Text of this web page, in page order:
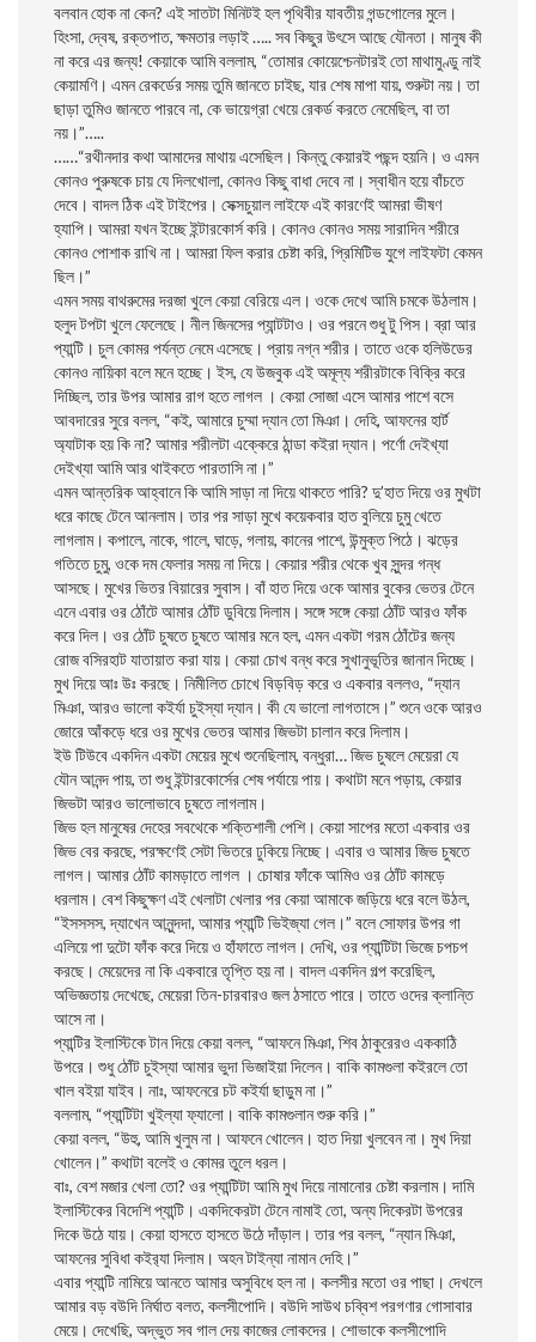
বলবান হোক না কেন? এই সাতটা মিনিটই হল পৃথিবীর যাবতীয় গন্ডগোলের মুলে।
হিংসা, দ্বেষ, রক্তপাত, ক্ষমতার লড়াই ….. সব কিছুর উৎসে আছে যৌনতা। মানুষ কী
না করে এর জন্য! কেয়াকে আমি বললাম, “তোমার কোয়েশ্চেনটারই তো মাথামুণ্ডু নাই
কেয়ামণি। এমন রেকর্ডের সময় তুমি জানতে চাইছ, যার শেষ মাপা যায়, শুরুটা নয়। তা
ছাড়া তুমিও জানতে পারবে না, কে ভায়েগ্রা খেয়ে রেকর্ড করতে নেমেছিল, বা তা
নয়।”…..
……“রথীনদার কথা আমাদের মাথায় এসেছিল। কিন্তু কেয়ারই পছন্দ হয়নি। ও এমন
কোনও পুরুষকে চায় যে দিলখোলা, কোনও কিছু বাধা দেবে না। স্বাধীন হয়ে বাঁচতে
দেবে। বাদল ঠিক এই টাইপের। সেক্সচুয়াল লাইফে এই কারণেই আমরা ভীষণ
হ্যাপি। আমরা যখন ইচ্ছে ইন্টারকোর্স করি। কোনও কোনও সময় সারাদিন শরীরে
কোনও পোশাক রাখি না। আমরা ফিল করার চেষ্টা করি, প্রিমিটিভ যুগে লাইফটা কেমন
ছিল।”
এমন সময় বাথরুমের দরজা খুলে কেয়া বেরিয়ে এল। ওকে দেখে আমি চমকে উঠলাম।
হলুদ টপটা খুলে ফেলেছে। নীল জিনসের প্যান্টটাও। ওর পরনে শুধু টু পিস। ব্রা আর
প্যান্টি। চুল কোমর পর্যন্ত নেমে এসেছে। প্রায় নগ্ন শরীর। তাতে ওকে হলিউডের
কোনও নায়িকা বলে মনে হচ্ছে। ইস, যে উজবুক এই অমূল্য শরীরটাকে বিক্রি করে
দিচ্ছিল, তার উপর আমার রাগ হতে লাগল । কেয়া সোজা এসে আমার পাশে বসে
আবদারের সুরে বলল, “কই, আমারে চুম্মা দ্যান তো মিঞা। দেহি, আফনের হার্ট
অ্যাটাক হয় কি না? আমার শরীলটা এক্কেরে ঠান্ডা কইরা দ্যান। পর্ণো দেইখ্যা
দেইখ্যা আমি আর থাইকতে পারতাসি না।”
এমন আন্তরিক আহ্বানে কি আমি সাড়া না দিয়ে থাকতে পারি? দু’হাত দিয়ে ওর মুখটা
ধরে কাছে টেনে আনলাম। তার পর সাড়া মুখে কয়েকবার হাত বুলিয়ে চুমু খেতে
লাগলাম। কপালে, নাকে, গালে, ঘাড়ে, গলায়, কানের পাশে, উন্মুক্ত পিঠে। ঝড়ের
গতিতে চুমু, ওকে দম ফেলার সময় না দিয়ে। কেয়ার শরীর থেকে খুব সুন্দর গন্ধ
আসছে। মুখের ভিতর বিয়ারের সুবাস। বাঁ হাত দিয়ে ওকে আমার বুকের ভেতর টেনে
এনে এবার ওর ঠোঁটে আমার ঠোঁট ডুবিয়ে দিলাম। সঙ্গে সঙ্গে কেয়া ঠোঁট আরও ফাঁক
করে দিল। ওর ঠোঁট চুষতে চুষতে আমার মনে হল, এমন একটা গরম ঠোঁটের জন্য
রোজ বসিরহাট যাতায়াত করা যায়। কেয়া চোখ বন্ধ করে সুখানুভূতির জানান দিচ্ছে।
মুখ দিয়ে আঃ উঃ করছে। নিমীলিত চোখে বিড়বিড় করে ও একবার বললও, “দ্যান
মিঞা, আরও ভালো কইর্যা চুইস্যা দ্যান। কী যে ভালো লাগতাসে।” শুনে ওকে আরও
জোরে আঁকড়ে ধরে ওর মুখের ভেতর আমার জিভটা চালান করে দিলাম।
ইউ টিউবে একদিন একটা মেয়ের মুখে শুনেছিলাম, বন্ধুরা… জিভ চুষলে মেয়েরা যে
যৌন আনন্দ পায়, তা শুধু ইন্টারকোর্সের শেষ পর্যায়ে পায়। কথাটা মনে পড়ায়, কেয়ার
জিভটা আরও ভালোভাবে চুষতে লাগলাম।
জিভ হল মানুষের দেহের সবথেকে শক্তিশালী পেশি। কেয়া সাপের মতো একবার ওর
জিভ বের করছে, পরক্ষণেই সেটা ভিতরে ঢুকিয়ে নিচ্ছে। এবার ও আমার জিভ চুষতে
লাগল। আমার ঠোঁট কামড়াতে লাগল । চোষার ফাঁকে আমিও ওর ঠোঁট কামড়ে
ধরলাম। বেশ কিছুক্ষণ এই খেলাটা খেলার পর কেয়া আমাকে জড়িয়ে ধরে বলে উঠল,
“ইসসসস, দ্যাখেন আনুন্দদা, আমার প্যান্টি ভিইজ্যা গেল।” বলে সোফার উপর গা
এলিয়ে পা দুটো ফাঁক করে দিয়ে ও হাঁফাতে লাগল। দেখি, ওর প্যান্টিটা ভিজে চপচপ
করছে। মেয়েদের না কি একবারে তৃপ্তি হয় না। বাদল একদিন গল্প করেছিল,
অভিজ্ঞতায় দেখেছে, মেয়েরা তিন-চারবারও জল ঠসাতে পারে। তাতে ওদের ক্লান্তি
আসে না।
প্যান্টির ইলাস্টিকে টান দিয়ে কেয়া বলল, “আফনে মিঞা, শিব ঠাকুরেরও এককাঠি
উপরে। শুধু ঠোঁট চুইস্যা আমার ভুদা ভিজাইয়া দিলেন। বাকি কামগুলা কইরলে তো
খাল বইয়া যাইব। নাঃ, আফনেরে চট কইর্যা ছাড়ুম না।”
বললাম, “প্যান্টিটা খুইল্যা ফ্যালো। বাকি কামগুলান শুরু করি।”
কেয়া বলল, “উহু, আমি খুলুম না। আফনে খোলেন। হাত দিয়া খুলবেন না। মুখ দিয়া
খোলেন।” কথাটা বলেই ও কোমর তুলে ধরল।
বাঃ, বেশ মজার খেলা তো? ওর প্যান্টিটা আমি মুখ দিয়ে নামানোর চেষ্টা করলাম। দামি
ইলাস্টিকের বিদেশি প্যান্টি। একদিকেরটা টেনে নামাই তো, অন্য দিকেরটা উপরের
দিকে উঠে যায়। কেয়া হাসতে হাসতে উঠে দাঁড়াল। তার পর বলল, “ন্যান মিঞা,
আফনের সুবিধা কইর‍্যা দিলাম। অহন টাইন্যা নামান দেহি।”
এবার প্যান্টি নামিয়ে আনতে আমার অসুবিধে হল না। কলসীর মতো ওর পাছা। দেখলে
আমার বড় বউদি নির্ঘাত বলত, কলসীপোদি। বউদি সাউথ চব্বিশ পরগণার গোসাবার
মেয়ে। দেখেছি, অদ্ভুত সব গাল দেয় কাজের লোকদের। শোভাকে কলসীপোদি